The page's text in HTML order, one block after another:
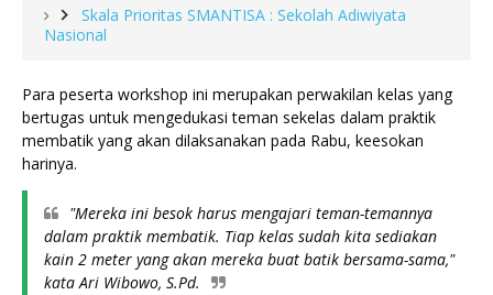
Skala Prioritas SMANTISA : Sekolah Adiwiyata
Nasional
Para peserta workshop ini merupakan perwakilan kelas yang
bertugas untuk mengedukasi teman sekelas dalam praktik
membatik yang akan dilaksanakan pada Rabu, keesokan
harinya.
"Mereka ini besok harus mengajari teman-temannya
dalam praktik membatik. Tiap kelas sudah kita sediakan
kain 2 meter yang akan mereka buat batik bersama-sama,"
kata Ari Wibowo, S.Pd.